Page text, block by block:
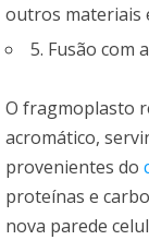
outros materiais
5. Fusão com
O fragmoplasto
acromático,
provenientes do
proteínas e
nova parede